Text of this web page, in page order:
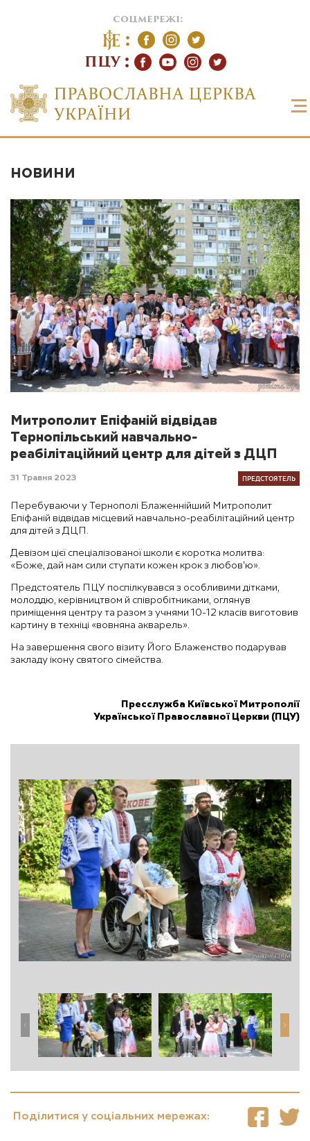
соцмережі:
ПЦУ
НОВИНИ
Митрополит Епіфаній відвідав
Тернопільський навчально-
реабілітаційний центр для дітей з ДЦП
31 Травня 2023 ПРЕДСТОЯТЕЛЬ
Перебуваючи у Тернополі Блаженнійший Митрополит
Епіфаній відвідав місцевий навчально-реабілітаційний центр
для дітей з ДЦП.
Девізом цієї спеціалізованої школи є коротка молитва:
«Боже, дай нам сили ступати кожен крок з любовʼю».
Предстоятель ПЦУ поспілкувався з особливими дітками,
молоддю, керівництвом й співробітниками, оглянув
приміщення центру та разом з учнями 10-12 класів виготовив
картину в техніці «вовняна акварель».
На завершення свого візиту Його Блаженство подарував
закладу ікону святого сімейства.
Пресслужба Київської Митрополії
Української Православної Церкви (ПЦУ)
Поділитися у соціальних мережах: